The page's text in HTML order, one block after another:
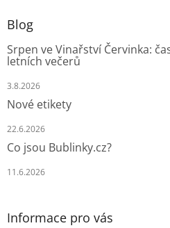
Blog
Srpen ve Vinařství Červinka:
letních večerů
3.8.2026
Nové etikety
22.6.2026
Co jsou Bublinky.cz?
11.6.2026
Informace pro vás